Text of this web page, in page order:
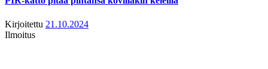
Kirjoitettu 21.10.2024
Ilmoitus